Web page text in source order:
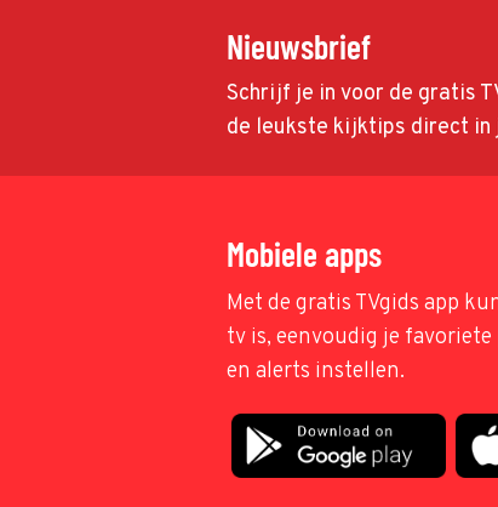
Nieuwsbrief
Schrijf je in voor de gratis
de leukste kijktips direct in
Mobiele apps
Met de gratis TVgids app
tv is, eenvoudig je favoriete
en alerts instellen.